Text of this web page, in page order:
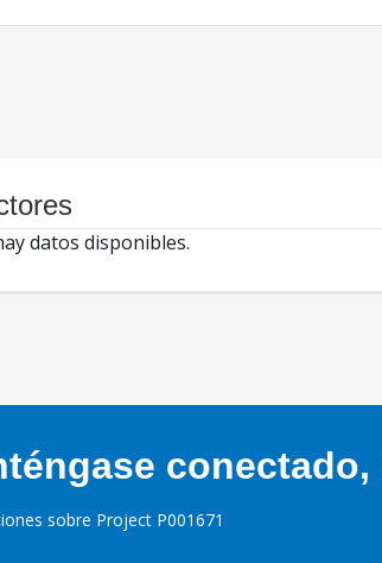
datos disponibles.
sobre Project P001671